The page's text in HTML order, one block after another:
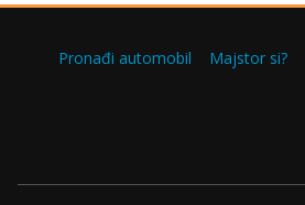
Pronađi automobil Majstor si?